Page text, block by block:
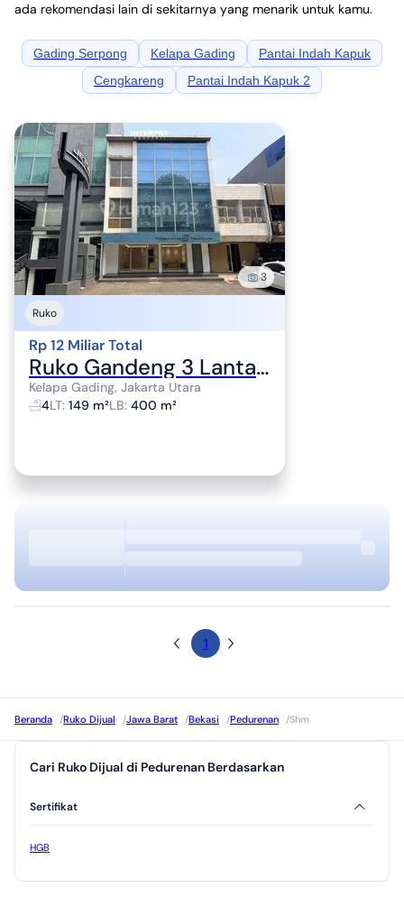
ada rekomendasi lain di sekitarnya yang menarik untuk kamu.
Gading Serpong Kelapa Gading
Pantai Indah Kapuk
Cengkareng
Pantai Indah Kapuk 2
3
Ruko
Rp 12 Miliar Total
Ruko Gandeng 3 Lantai Dijual Kelapa Gading Raya Hadap Timur 149M2
Kelapa Gading, Jakarta Utara
4LT: 149 m²LB: 400 m²
1
Beranda /Ruko Dijual /Jawa Barat /Bekasi /Pedurenan /Shm
Cari Ruko Dijual di Pedurenan Berdasarkan
Sertifikat
HGB